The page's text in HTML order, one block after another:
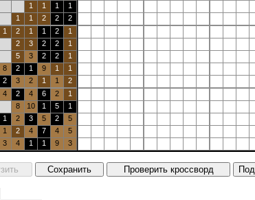
1
1 1
1
1
1 2 2
2
1 2 1 1 2
1
2
3 2 2
1
5
3 2 2
1
8 2 1 9 1
1
2 3 2 1 1
2
4 2 4 6 2
1
8
10 1 5
1
1 2 3 5 2
5
1 2 4 7 4
5
3 4 1 1 9 3